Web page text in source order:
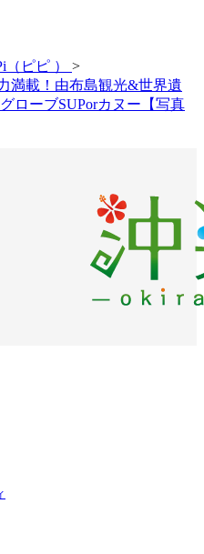
ピピ ） >
満載！由布島観光&世界遺
ローブSUPorカヌー【写真